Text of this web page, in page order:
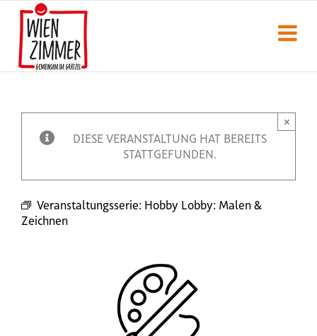
Zum
Inhalt
springen
DIESE VERANSTALTUNG HAT BEREITS
STATTGEFUNDEN.
×
Veranstaltungsserie: Hobby Lobby: Malen &
Zeichnen